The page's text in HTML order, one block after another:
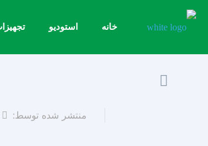
خانه استودیو
منتشر شده توسط: